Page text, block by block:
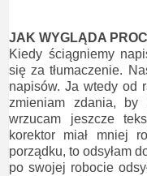
JAK WYGLĄDA
Kiedy ściągniemy
się za tłumaczenie.
napisów. Ja wtedy od
zmieniam zdania, by
wrzucam jeszcze
korektor miał mniej
porządku, to odsyłam
po swojej robocie